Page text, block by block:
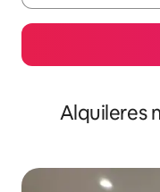
Alquileres